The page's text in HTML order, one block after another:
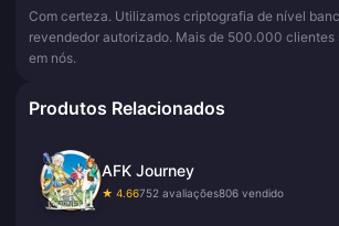
Com certeza. Utilizamos criptografia de nível
revendedor autorizado. Mais de 500.000
em nós.
Produtos Relacionados
AFK Journey
★ 4.66752 avaliações806 vendido